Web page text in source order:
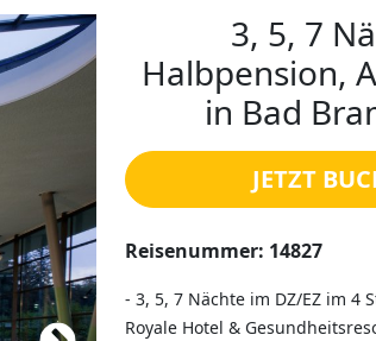
3, 5, 7
Halbpension,
in Bad
JETZT
Reisenummer: 14827
- 3, 5, 7 Nächte im DZ/EZ im 4
Royale Hotel &